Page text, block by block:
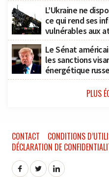
L’Ukraine ne
ce qui rend ses
vulnérables aux
Le Sénat
les sanctions
énergétique russe
PLUS
CONTACT
CONDITIONS
DÉCLARATION DE